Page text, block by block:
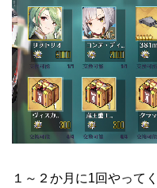
１～２か月に1回やって